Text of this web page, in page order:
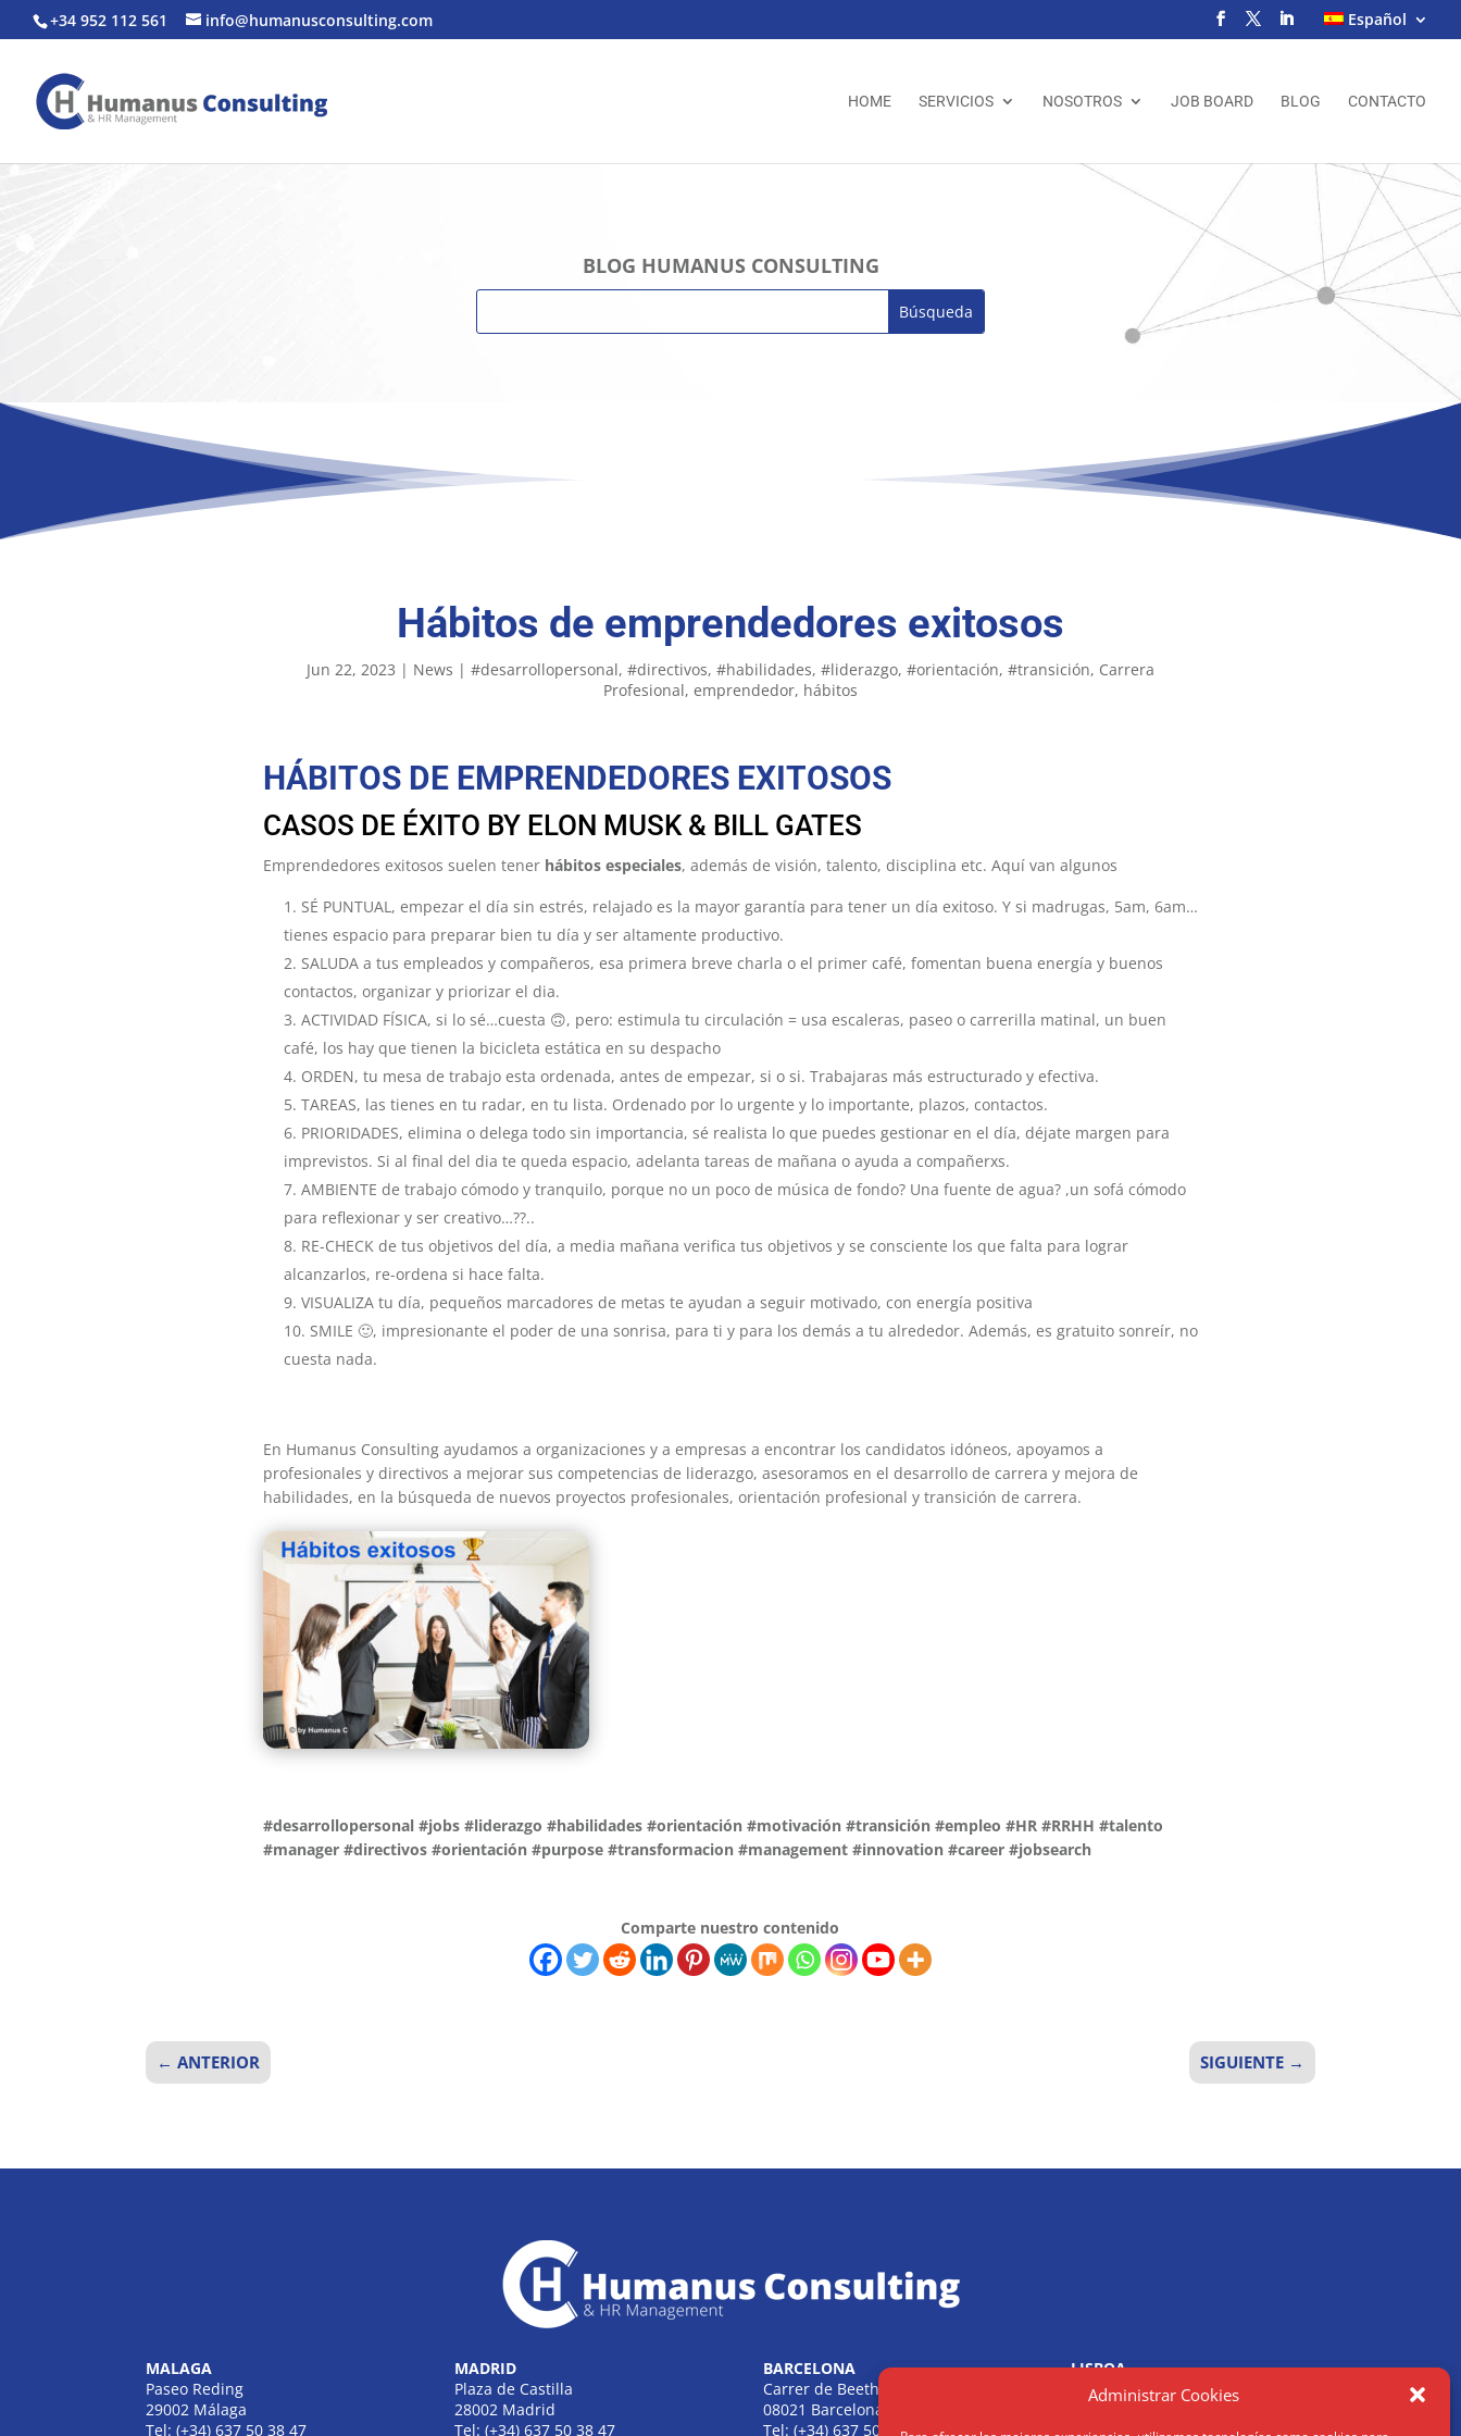
Administrar Cookies
+34 952 112 561 info@humanusconsulting.com Español
HOME SERVICIOS NOSOTROS JOB BOARD BLOG CONTACTO
BLOG HUMANUS CONSULTING
Hábitos de emprendedores exitosos
Jun 22, 2023 | News | #desarrollopersonal #directivos #habilidades #liderazgo #orientación #transición Carrera
Profesional emprendedor hábitos
HÁBITOS DE EMPRENDEDORES EXITOSOS
CASOS DE ÉXITO BY ELON MUSK & BILL GATES
Emprendedores exitosos suelen tener hábitos especiales, además de visión, talento, disciplina etc. Aquí van algunos
SÉ PUNTUAL, empezar el día sin estrés, relajado es la mayor garantía para tener un día exitoso. Y si madrugas, 5am, 6am…
tienes espacio para preparar bien tu día y ser altamente productivo.
SALUDA a tus empleados y compañeros, esa primera breve charla o el primer café, fomentan buena energía y buenos
contactos, organizar y priorizar el dia.
ACTIVIDAD FÍSICA, si lo sé…cuesta 🙃, pero: estimula tu circulación = usa escaleras, paseo o carrerilla matinal, un buen
café, los hay que tienen la bicicleta estática en su despacho
ORDEN, tu mesa de trabajo esta ordenada, antes de empezar, si o si. Trabajaras más estructurado y efectiva.
TAREAS, las tienes en tu radar, en tu lista. Ordenado por lo urgente y lo importante, plazos, contactos.
PRIORIDADES, elimina o delega todo sin importancia, sé realista lo que puedes gestionar en el día, déjate margen para
imprevistos. Si al final del dia te queda espacio, adelanta tareas de mañana o ayuda a compañerxs.
AMBIENTE de trabajo cómodo y tranquilo, porque no un poco de música de fondo? Una fuente de agua? ,un sofá cómodo
para reflexionar y ser creativo…??..
RE-CHECK de tus objetivos del día, a media mañana verifica tus objetivos y se consciente los que falta para lograr
alcanzarlos, re-ordena si hace falta.
VISUALIZA tu día, pequeños marcadores de metas te ayudan a seguir motivado, con energía positiva
SMILE 🙂, impresionante el poder de una sonrisa, para ti y para los demás a tu alrededor. Además, es gratuito sonreír, no
cuesta nada.
En Humanus Consulting ayudamos a organizaciones y a empresas a encontrar los candidatos idóneos, apoyamos a
profesionales y directivos a mejorar sus competencias de liderazgo, asesoramos en el desarrollo de carrera y mejora de
habilidades, en la búsqueda de nuevos proyectos profesionales, orientación profesional y transición de carrera.
#desarrollopersonal#jobs #liderazgo #habilidades #orientación #motivación #transición #empleo #HR #RRHH #talento
#manager #directivos #orientación #purpose #transformacion #management #innovation #career #jobsearch
Comparte nuestro contenido
←ANTERIOR SIGUIENTE→
MALAGA
Paseo Reding
29002 Málaga
Tel: (+34) 637 50 38 47
MADRID
Plaza de Castilla
28002 Madrid
Tel: (+34) 637 50 38 47
BARCELONA
Carrer de Beethoven
08021 Barcelona
Tel: (+34) 637 50 38 47
LISBOA
R. Joaquim António de Aguiar
Tel: (+34) 952 112 561